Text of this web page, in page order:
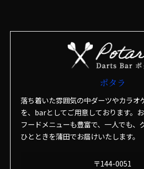
ポタラ
落ち着いた雰囲気の中ダーツやカラオ
を、barとしてご用意しております。
フードメニューも豊富で、一人でも、
ひとときを蒲田でお届けいたします。
〒144-0051